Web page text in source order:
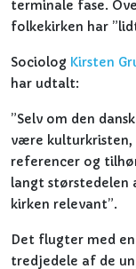
terminale fase.
folkekirken har
Sociolog Kirsten
har udtalt:
”Selv om den
være kulturkristen,
referencer og
langt størstedelen
kirken relevant”.
Det flugter med
tredjedele af de